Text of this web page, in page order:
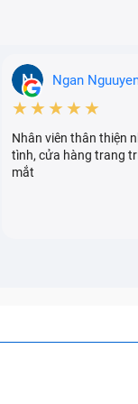
Ngan
★★★★★
Nhân viên thân thiện
tình, cửa hàng trang
mắt